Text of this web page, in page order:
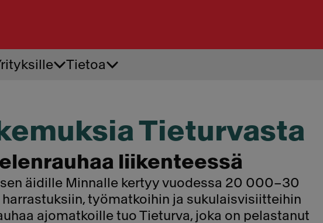
Apuvirta
Auton käynnistysapu
Tietoa
Tieturvasta
liikenteessä
äidille Minnalle kertyy vuodessa 20 000–30
työmatkoihin ja sukulaisvisiitteihin
ajomatkoille tuo Tieturva, joka on pelastanut